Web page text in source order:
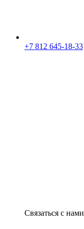
+7 812 645-18-33
Связаться с нами